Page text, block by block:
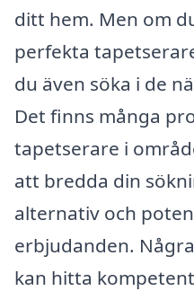
ditt hem. Men om
perfekta
du även söka i de
Det finns många
tapetserare i
att bredda din
alternativ och
erbjudanden.
kan hitta